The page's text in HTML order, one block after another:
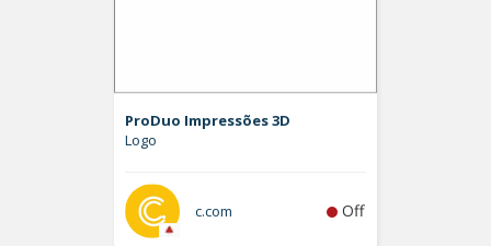
ProDuo Impressões 3D
Logo
c.com Off